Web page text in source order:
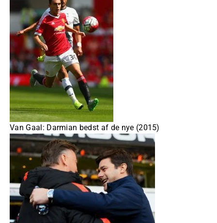
Van Gaal: Darmian bedst af de nye (2015)